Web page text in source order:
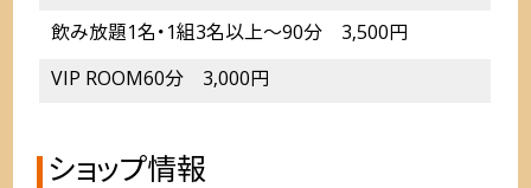
飲み放題1名・1組3名以上～90分 3,500円
VIP ROOM60分 3,000円
ショップ情報